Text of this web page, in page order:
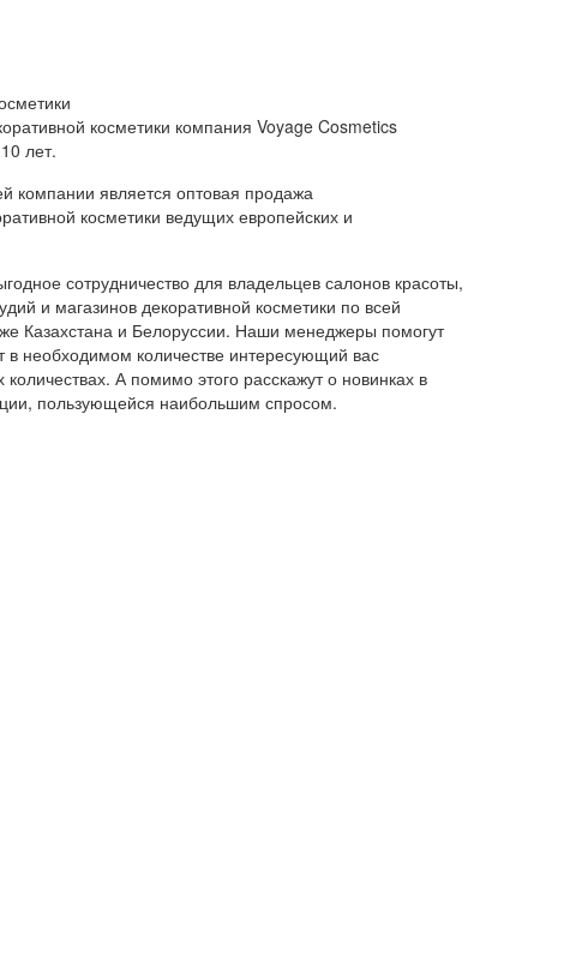
косметики компания Voyage Cosmetics
лет.
компании является оптовая продажа
косметики ведущих европейских и
сотрудничество для владельцев салонов красоты,
и магазинов декоративной косметики по всей
Казахстана и Белоруссии. Наши менеджеры помогут
в необходимом количестве интересующий вас
А помимо этого расскажут о новинках в
пользующейся наибольшим спросом.